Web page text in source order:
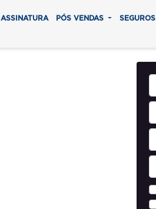
ASSINATURA PÓS VENDAS SEGUROS